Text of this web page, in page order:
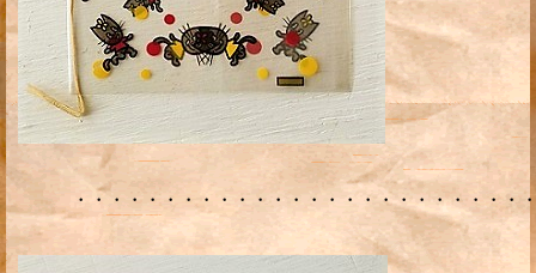
・・・・・・・・・・・・・・・・・・・・・・・・・・